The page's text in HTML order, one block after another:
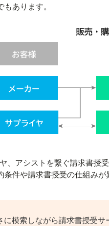
あります。
、アシストを繋ぐ請求書授
条件や請求書授受の仕組み
に模索しながら請求書授受